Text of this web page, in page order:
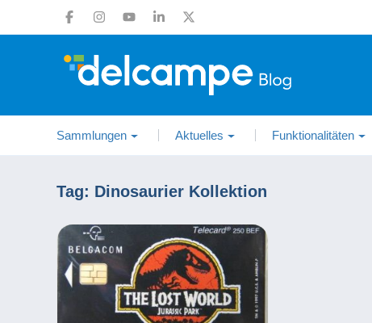
Sammlungen Aktuelles Funktionalitäten
Tag: Dinosaurier Kollektion